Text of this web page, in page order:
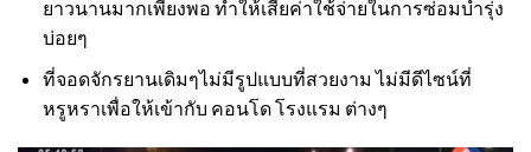
ยาวนานมากเพียงพอ ทำให้เสียค่าใช้จ่ายในการซ่อมบำรุ่ง
บ่อยๆ
ที่จอดจักรยานเดิมๆไม่มีรูปแบบที่สวยงาม ไม่มีดีไซน์ที่
หรูหราเพื่อให้เข้ากับ คอนโด โรงแรม ต่างๆ